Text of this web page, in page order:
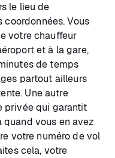
le lieu de
coordonnées. Vous
votre chauffeur
et à la gare,
de temps
partout ailleurs
Une autre
privée qui garantit
vous en avez
votre numéro de vol
cela, votre